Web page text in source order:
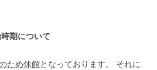
時期について
ため休館となっております。 それに